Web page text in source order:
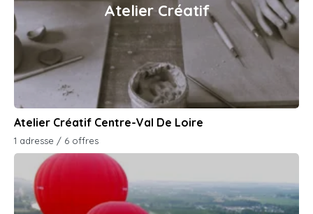
Atelier Créatif
Atelier Créatif Centre-Val De Loire
1 adresse / 6 offres